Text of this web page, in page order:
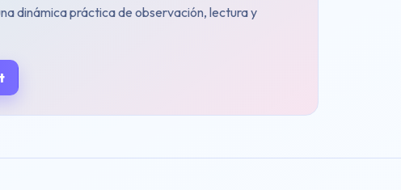
dinámica práctica de observación, lectura y